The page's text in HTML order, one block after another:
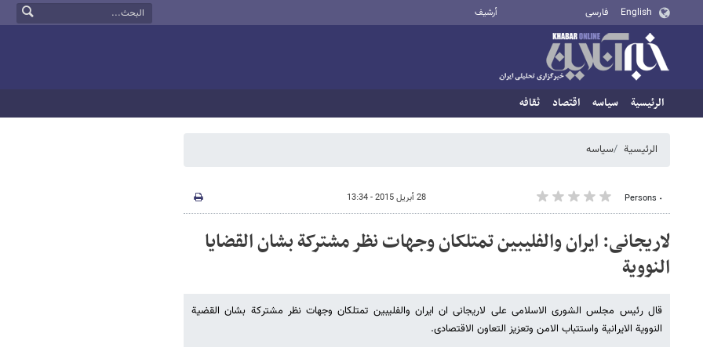
English فارسی أرشيف
الرئيسية سیاسه اقتصاد ثقافه
الرئيسية سیاسه
٠ Persons 28 أبريل 2015 - 13:34
لاریجانی: ایران والفلیبین تمتلکان وجهات نظر مشترکة بشان القضایا
النوویة
قال رئیس مجلس الشوری الاسلامی علی لاریجانی ان ایران والفلیبین تمتلکان وجهات نظر مشترکة بشان القضیة
النوویة الایرانیة واستتباب الامن وتعزیز التعاون الاقتصادی.